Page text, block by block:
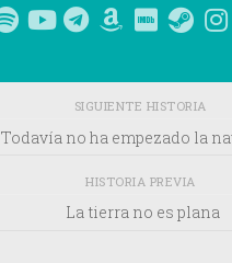
SIGUIENTE HISTORIA
Todavía no ha empezado la
HISTORIA PREVIA
La tierra no es plana